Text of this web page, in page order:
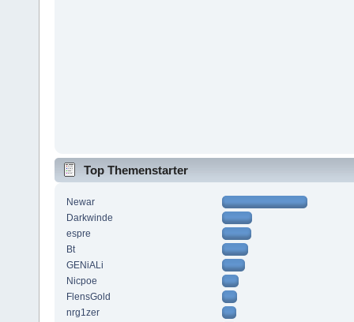
Top Themenstarter
Newar
Darkwinde
espre
Bt
GENiALi
Nicpoe
FlensGold
nrg1zer